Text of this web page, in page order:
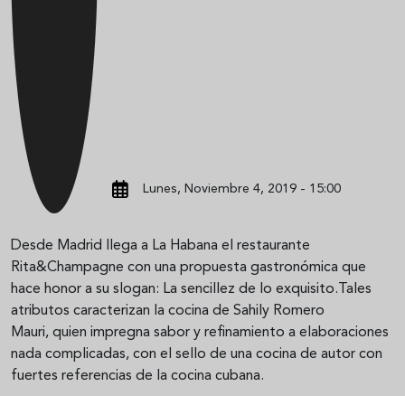
Lunes, Noviembre 4, 2019 - 15:00
Desde Madrid llega a La Habana el restaurante
Rita&Champagne con una propuesta gastronómica que
hace honor a su slogan: La sencillez de lo exquisito.Tales
atributos caracterizan la cocina de Sahily Romero
Mauri, quien impregna sabor y refinamiento a elaboraciones
nada complicadas, con el sello de una cocina de autor con
fuertes referencias de la cocina cubana.